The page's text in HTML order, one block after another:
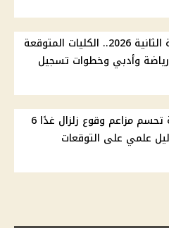
تنسيق المرحلة الثانية 2026.. الكليات المتوقعة
وأدبي وخطوات تسجيل
البحوث الفلكية تحسم مزاعم وقوع زلزال غدًا 6
علمي على التوقعات